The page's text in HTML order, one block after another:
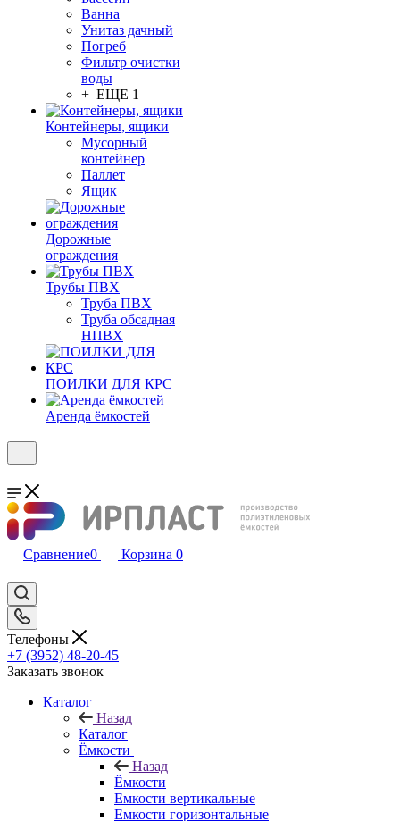
Ванна
Унитаз дачный
Погреб
Фильтр очистки
воды
+ ЕЩЕ 1
Контейнеры, ящики
Мусорный
контейнер
Паллет
Ящик
Дорожные
ограждения
Трубы ПВХ
Труба ПВХ
Труба обсадная
НПВХ
ПОИЛКИ ДЛЯ КРС
Аренда ёмкостей
Сравнение0 Корзина 0
Телефоны
+7 (3952) 48-20-45
Заказать звонок
Каталог
Назад
Каталог
Ёмкости
Назад
Ёмкости
Емкости вертикальные
Емкости горизонтальные